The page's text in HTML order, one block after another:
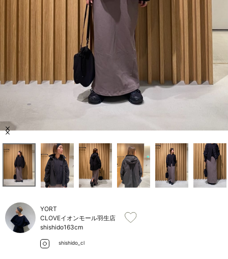
スタイリング
ご利用ガイド/ヘルプ
Item
of
YORT
CLOVEイオンモール羽生店
shishido163cm
shishido_cl